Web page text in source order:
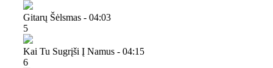
Gitarų Šėlsmas - 04:03
5
Kai Tu Sugrįši Į Namus - 04:15
6